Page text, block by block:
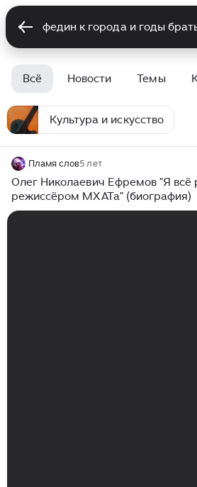
Всё Новости Темы
Культура и искусство
Пламя слов5 лет
Олег Николаевич Ефремов "Я всё
режиссёром МХАТа" (биография)